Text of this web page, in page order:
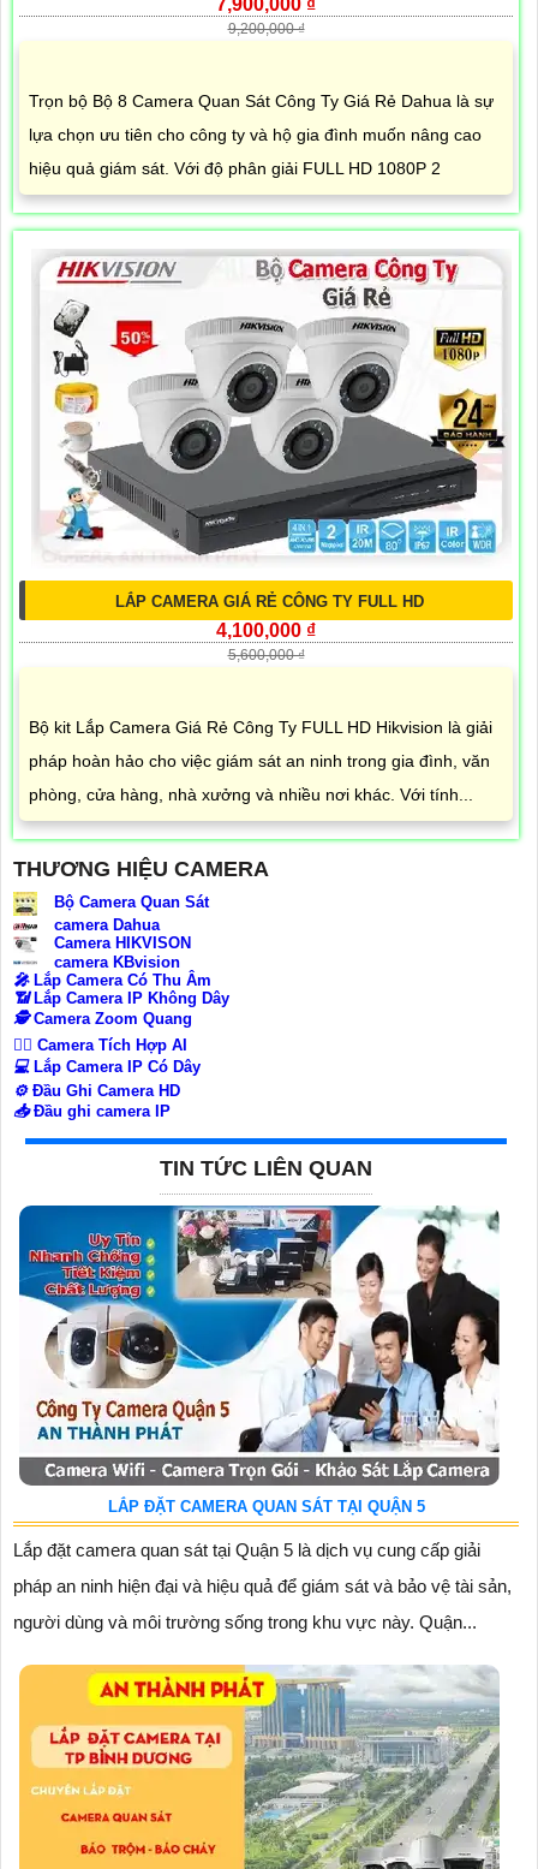
7,900,000 ₫
9,200,000 ₫
Trọn bộ Bộ 8 Camera Quan Sát Công Ty Giá Rẻ Dahua là sự
lựa chọn ưu tiên cho công ty và hộ gia đình muốn nâng cao
hiệu quả giám sát. Với độ phân giải FULL HD 1080P 2
LẮP CAMERA GIÁ RẺ CÔNG TY FULL HD
4,100,000 ₫
5,600,000 ₫
Bộ kit Lắp Camera Giá Rẻ Công Ty FULL HD Hikvision là giải
pháp hoàn hảo cho việc giám sát an ninh trong gia đình, văn
phòng, cửa hàng, nhà xưởng và nhiều nơi khác. Với tính...
THƯƠNG HIỆU CAMERA
Bộ Camera Quan Sát
camera Dahua
Camera HIKVISON
camera KBvision
️🎤️ Lắp Camera Có Thu Âm
📶Lắp Camera IP Không Dây
🕵️Camera Zoom Quang
🧛‍♀️ Camera Tích Hợp AI
💻Lắp Camera IP Có Dây
⚙️Đầu Ghi Camera HD
📥Đầu ghi camera IP
TIN TỨC LIÊN QUAN
LẮP ĐẶT CAMERA QUAN SÁT TẠI QUẬN 5
Lắp đặt camera quan sát tại Quận 5 là dịch vụ cung cấp giải
pháp an ninh hiện đại và hiệu quả để giám sát và bảo vệ tài sản,
người dùng và môi trường sống trong khu vực này. Quận...